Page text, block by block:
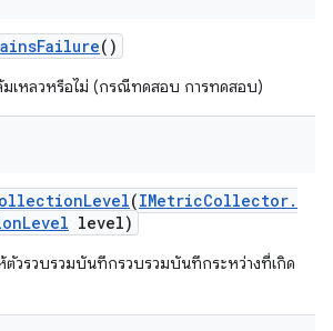
Failure()
มเหลวหรือไม่ (กรณีทดสอบ การทดสอบ)
Level(IMetricCollector.
Level level)
ตัวรวบรวมบันทึกรวบรวมบันทึกระหว่างที่เกิด